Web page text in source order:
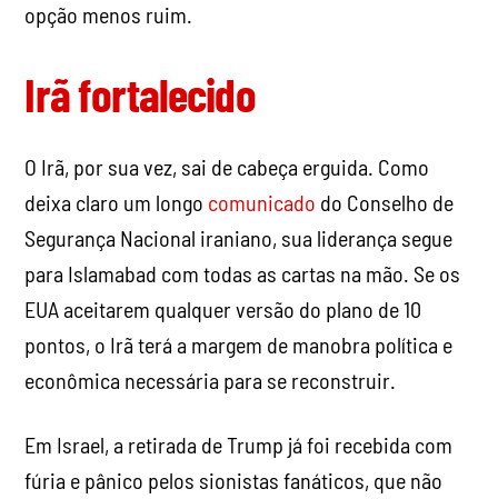
opção menos ruim.
Irã fortalecido
O Irã, por sua vez, sai de cabeça erguida. Como
deixa claro um longo comunicado do Conselho de
Segurança Nacional iraniano, sua liderança segue
para Islamabad com todas as cartas na mão. Se os
EUA aceitarem qualquer versão do plano de 10
pontos, o Irã terá a margem de manobra política e
econômica necessária para se reconstruir.
Em Israel, a retirada de Trump já foi recebida com
fúria e pânico pelos sionistas fanáticos, que não